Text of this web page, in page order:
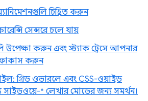
চিহ্নিত করুন
সেন্সরে চলে যায়
উপেক্ষা করুন এবং স্ট্যাক ট্রেসে আপনার
করুন
গ্রিড ওভারলে এবং CSS-ওয়াইড
সাইডওয়ে-* লেখার মোডের জন্য সমর্থন।